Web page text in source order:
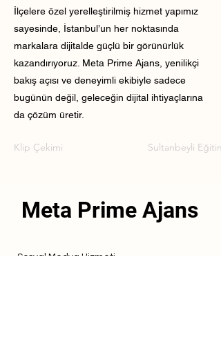
İlçelere özel yerelleştirilmiş hizmet yapımız
sayesinde, İstanbul’un her noktasında
markalara dijitalde güçlü bir görünürlük
kazandırıyoruz. Meta Prime Ajans, yenilikçi
bakış açısı ve deneyimli ekibiyle sadece
bugünün değil, geleceğin dijital ihtiyaçlarına
da çözüm üretir.
Klip Çekimi Sultanbeyli
Meta Prime Ajans
Sosyal Medya Hizmeti